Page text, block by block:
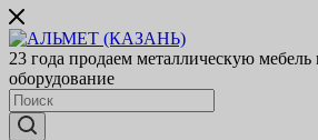
23 года продаем металлическую мебель
оборудование